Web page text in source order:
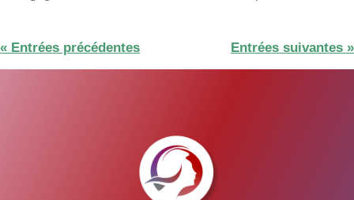
« Entrées précédentes Entrées suivantes »